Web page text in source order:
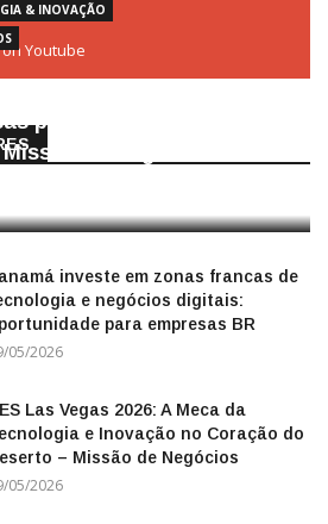
Youtube
& INOVAÇÃO
para Empresários
de Negócios China
investe em zonas francas de
e negócios digitais:
para empresas BR
05/2026
Las Vegas 2026: A Meca da
e Inovação no Coração do
– Missão de Negócios
05/2026